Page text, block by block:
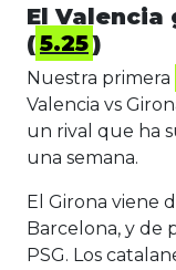
El Valencia
(5.25)
Nuestra primera
Valencia vs
un rival que ha
una semana.
El Girona viene
Barcelona, y de
PSG. Los